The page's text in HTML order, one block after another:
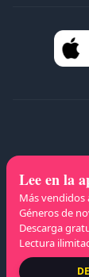
Listas A-Z: A
K
L M
Lee en la
Más
Géneros de
Descarga
Lectura